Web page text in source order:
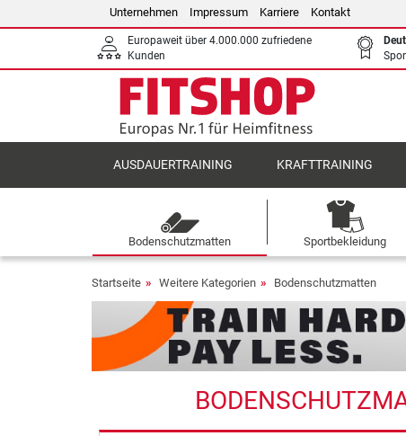
Unternehmen Impressum Karriere Kontakt
Europaweit über 4.000.000 zufriedene
Kunden
AUSDAUERTRAINING KRAFTTRAINING
Bodenschutzmatten Sportbekleidung
Startseite Weitere Kategorien Bodenschutzmatten